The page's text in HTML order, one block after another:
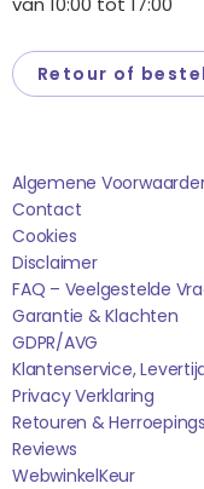
Retour of
Algemene
Contact
Cookies
Disclaimer
FAQ – Veelgestelde
Garantie & Klachten
GDPR/AVG
Klantenservice,
Privacy Verklaring
Retouren &
Reviews
WebwinkelKEur